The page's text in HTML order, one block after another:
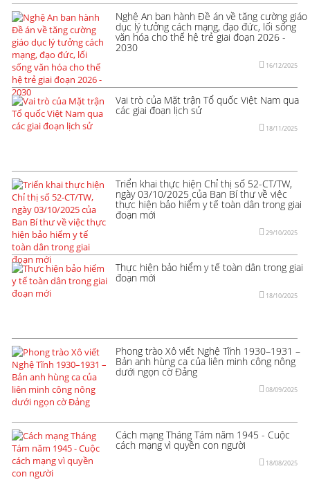
Nghệ An ban hành Đề án về tăng cường giáo
dục lý tưởng cách mạng, đạo đức, lối sống
văn hóa cho thế hệ trẻ giai đoạn 2026 -
2030
16/12/2025
Vai trò của Mặt trận Tổ quốc Việt Nam qua
các giai đoạn lịch sử
18/11/2025
Triển khai thực hiện Chỉ thị số 52-CT/TW,
ngày 03/10/2025 của Ban Bí thư về việc
thực hiện bảo hiểm y tế toàn dân trong giai
đoạn mới
29/10/2025
Thực hiện bảo hiểm y tế toàn dân trong giai
đoạn mới
18/10/2025
Phong trào Xô viết Nghệ Tĩnh 1930–1931 –
Bản anh hùng ca của liên minh công nông
dưới ngọn cờ Đảng
08/09/2025
Cách mạng Tháng Tám năm 1945 - Cuộc
cách mạng vì quyền con người
18/08/2025